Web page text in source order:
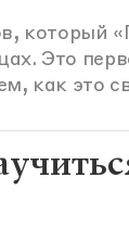
который
Это
как это